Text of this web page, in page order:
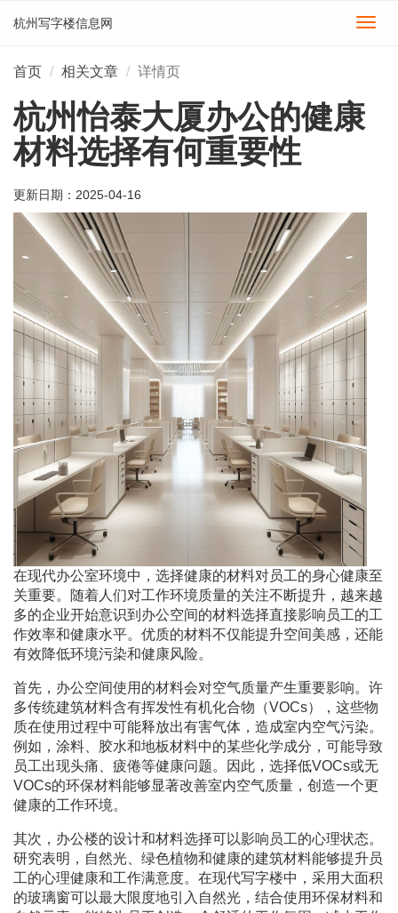
切
杭州写字楼信息网
首页 相关文章 详情页
杭州怡泰大厦办公的健康
材料选择有何重要性
更新日期： 2025-04-16
在现代办公室环境中，选择健康的材料对员工的身心健康至
关重要。随着人们对工作环境质量的关注不断提升，越来越
多的企业开始意识到办公空间的材料选择直接影响员工的工
作效率和健康水平。优质的材料不仅能提升空间美感，还能
有效降低环境污染和健康风险。
首先，办公空间使用的材料会对空气质量产生重要影响。许
多传统建筑材料含有挥发性有机化合物（VOCs），这些物
质在使用过程中可能释放出有害气体，造成室内空气污染。
例如，涂料、胶水和地板材料中的某些化学成分，可能导致
员工出现头痛、疲倦等健康问题。因此，选择低VOCs或无
VOCs的环保材料能够显著改善室内空气质量，创造一个更
健康的工作环境。
其次，办公楼的设计和材料选择可以影响员工的心理状态。
研究表明，自然光、绿色植物和健康的建筑材料能够提升员
工的心理健康和工作满意度。在现代写字楼中，采用大面积
的玻璃窗可以最大限度地引入自然光，结合使用环保材料和